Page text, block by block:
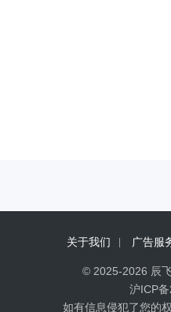
关于我们 广告服
© 2025-2026 辰
沪ICP
如有信息侵犯了您的